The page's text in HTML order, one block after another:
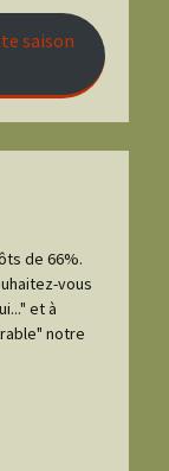
saison
de 66%.
vous
et à
notre